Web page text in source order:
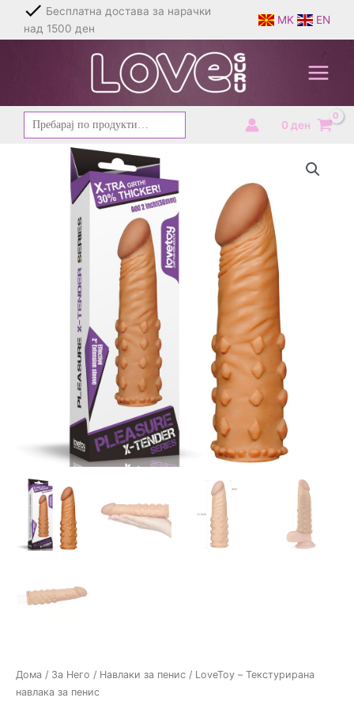
content
Бесплатна достава за нарачки
над 1500 ден
MK EN
Барај
за:
0 ден
Дома / За Него / Навлаки за пенис / LoveToy – Текстурирана
навлака за пенис